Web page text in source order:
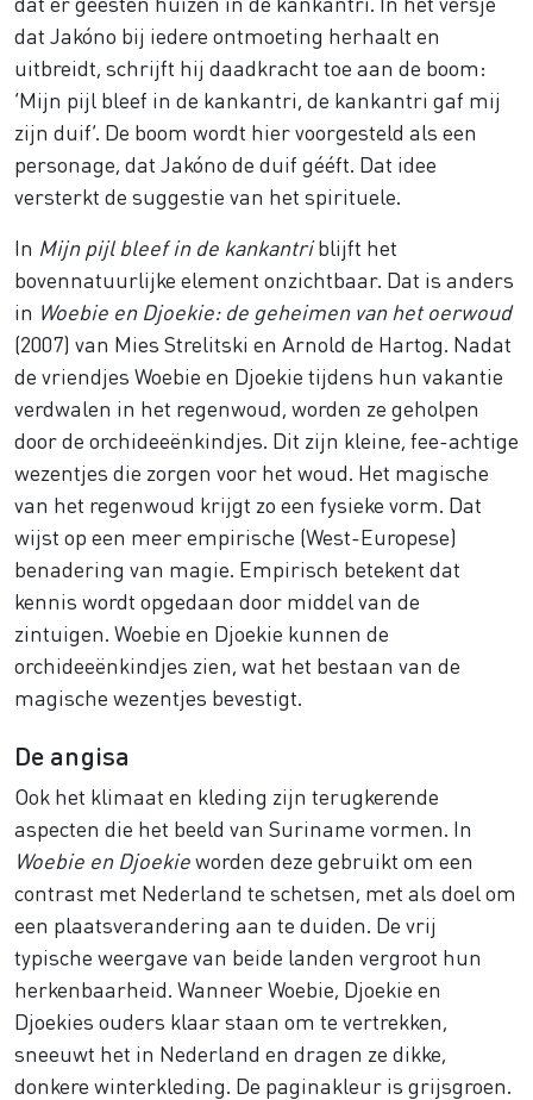
dat Jakóno bij iedere ontmoeting herhaalt en
uitbreidt, schrijft hij daadkracht toe aan de boom:
‘Mijn pijl bleef in de kankantri, de kankantri gaf mij
zijn duif’. De boom wordt hier voorgesteld als een
personage, dat Jakóno de duif gééft. Dat idee
versterkt de suggestie van het spirituele.
In Mijn pijl bleef in de kankantriblijft het
bovennatuurlijke element onzichtbaar. Dat is anders
in Woebie en Djoekie: de geheimen van het oerwoud
(2007) van Mies Strelitski en Arnold de Hartog. Nadat
de vriendjes Woebie en Djoekie tijdens hun vakantie
verdwalen in het regenwoud, worden ze geholpen
door de orchideeënkindjes. Dit zijn kleine, fee-achtige
wezentjes die zorgen voor het woud. Het magische
van het regenwoud krijgt zo een fysieke vorm. Dat
wijst op een meer empirische (West-Europese)
benadering van magie. Empirisch betekent dat
kennis wordt opgedaan door middel van de
zintuigen. Woebie en Djoekie kunnen de
orchideeënkindjes zien, wat het bestaan van de
magische wezentjes bevestigt.
De angisa
Ook het klimaat en kleding zijn terugkerende
aspecten die het beeld van Suriname vormen. In
Woebie en Djoekieworden deze gebruikt om een
contrast met Nederland te schetsen, met als doel om
een plaatsverandering aan te duiden. De vrij
typische weergave van beide landen vergroot hun
herkenbaarheid. Wanneer Woebie, Djoekie en
Djoekies ouders klaar staan om te vertrekken,
sneeuwt het in Nederland en dragen ze dikke,
donkere winterkleding. De paginakleur is grijsgroen.